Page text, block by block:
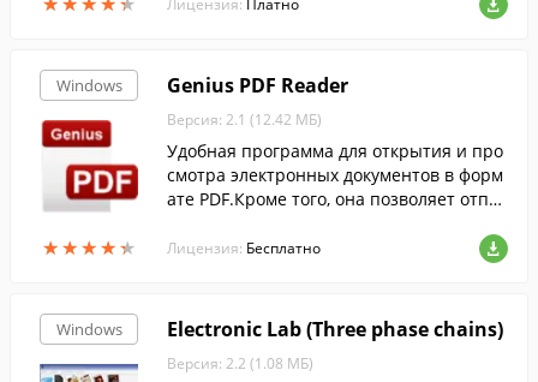
Лицензия: Платно
Windows
★★★★★
★★★★★
Genius PDF Reader
Версия: 2.1 (12.42 МБ)
Удобная программа для открытия и про
смотра электронных документов в форм
ате PDF.Кроме того, она позволяет отпр
Лицензия: Бесплатно
Windows Electronic Lab (Three phase chains)
Версия: 2.2 (1.08 МБ)